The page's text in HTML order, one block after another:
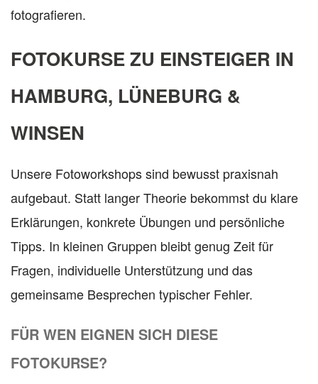
fotografieren.
FOTOKURSE ZU EINSTEIGER IN
HAMBURG, LÜNEBURG &
WINSEN
Unsere Fotoworkshops sind bewusst praxisnah
aufgebaut. Statt langer Theorie bekommst du klare
Erklärungen, konkrete Übungen und persönliche
Tipps. In kleinen Gruppen bleibt genug Zeit für
Fragen, individuelle Unterstützung und das
gemeinsame Besprechen typischer Fehler.
FÜR WEN EIGNEN SICH DIESE
FOTOKURSE?